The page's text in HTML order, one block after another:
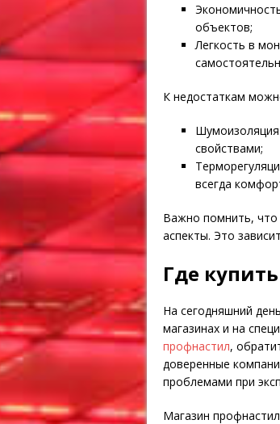
объектов;
Легкость в
К недостаткам
свойствами;
всегда
Важно помнить, что
аспекты. Это
Где
На сегодняшний
магазинах и на
профнастил,
доверенные
проблемами при
Магазин